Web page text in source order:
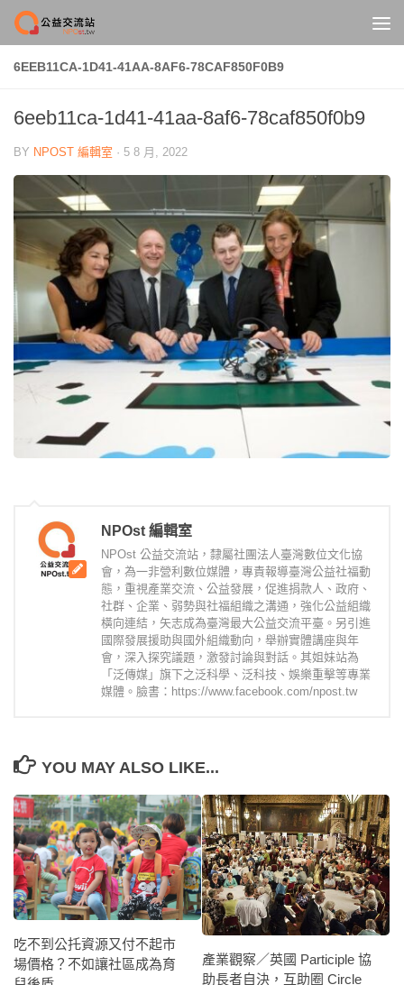
Skip to content
6EEB11CA-1D41-41AA-8AF6-78CAF850F0B9
6eeb11ca-1d41-41aa-8af6-78caf850f0b9
BY NPOST 編輯室 · 5 8 月, 2022
NPOst 編輯室
NPOst 公益交流站，隸屬社團法人臺灣數位文化協
會，為一非營利數位媒體，專責報導臺灣公益社福動
態，重視產業交流、公益發展，促進捐款人、政府、
社群、企業、弱勢與社福組織之溝通，強化公益組織
橫向連結，矢志成為臺灣最大公益交流平臺。另引進
國際發展援助與國外組織動向，舉辦實體講座與年
會，深入探究議題，激發討論與對話。其姐妹站為
「泛傳媒」旗下之泛科學、泛科技、娛樂重擊等專業
媒體。臉書：https://www.facebook.com/npost.tw
YOU MAY ALSO LIKE...
吃不到公托資源又付不起市
場價格？不如讓社區成為育
產業觀察／英國 Participle 協
助長者自決，互助圈 Circle